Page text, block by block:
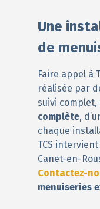
Une
de
Faire appel à
réalisée par
suivi complet,
complète,
chaque
TCS
Canet-en-
Contactez-
menuiseries